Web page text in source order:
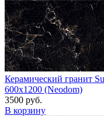
Керамический гранит
600x1200 (Neodom)
3500 руб.
В корзину